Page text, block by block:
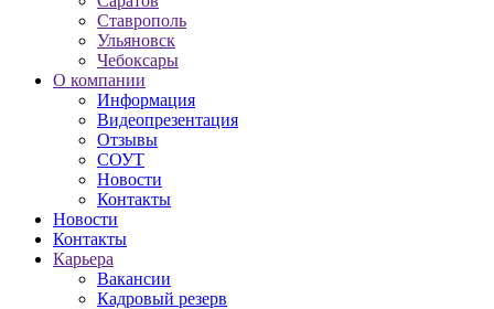
Ставрополь
Ульяновск
Чебоксары
О компании
Информация
Видеопрезентация
Отзывы
СОУТ
Новости
Контакты
Новости
Контакты
Карьера
Вакансии
Кадровый резерв